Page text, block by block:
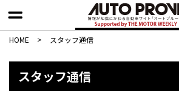
HOME > スタッフ通信
スタッフ通信